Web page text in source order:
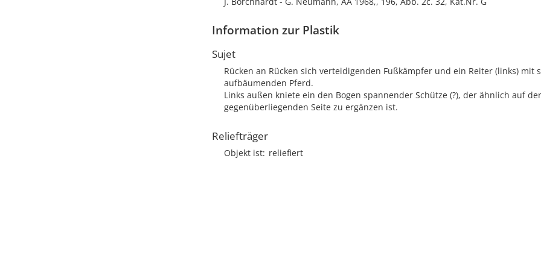
Information zur Plastik
Sujet
Rücken an Rücken sich verteidigenden Fußkämpfer und ein Reiter (links) mit
aufbäumenden Pferd.
Links außen kniete ein den Bogen spannender Schütze (?), der ähnlich auf der
gegenüberliegenden Seite zu ergänzen ist.
Reliefträger
Objekt ist reliefiert